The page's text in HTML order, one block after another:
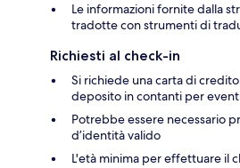
Le informazioni fornite dalla
tradotte con strumenti di
Richiesti al check-in
Si richiede una carta di
deposito in contanti per
Potrebbe essere necessario
d’identità valido
L'età minima per effettuare il